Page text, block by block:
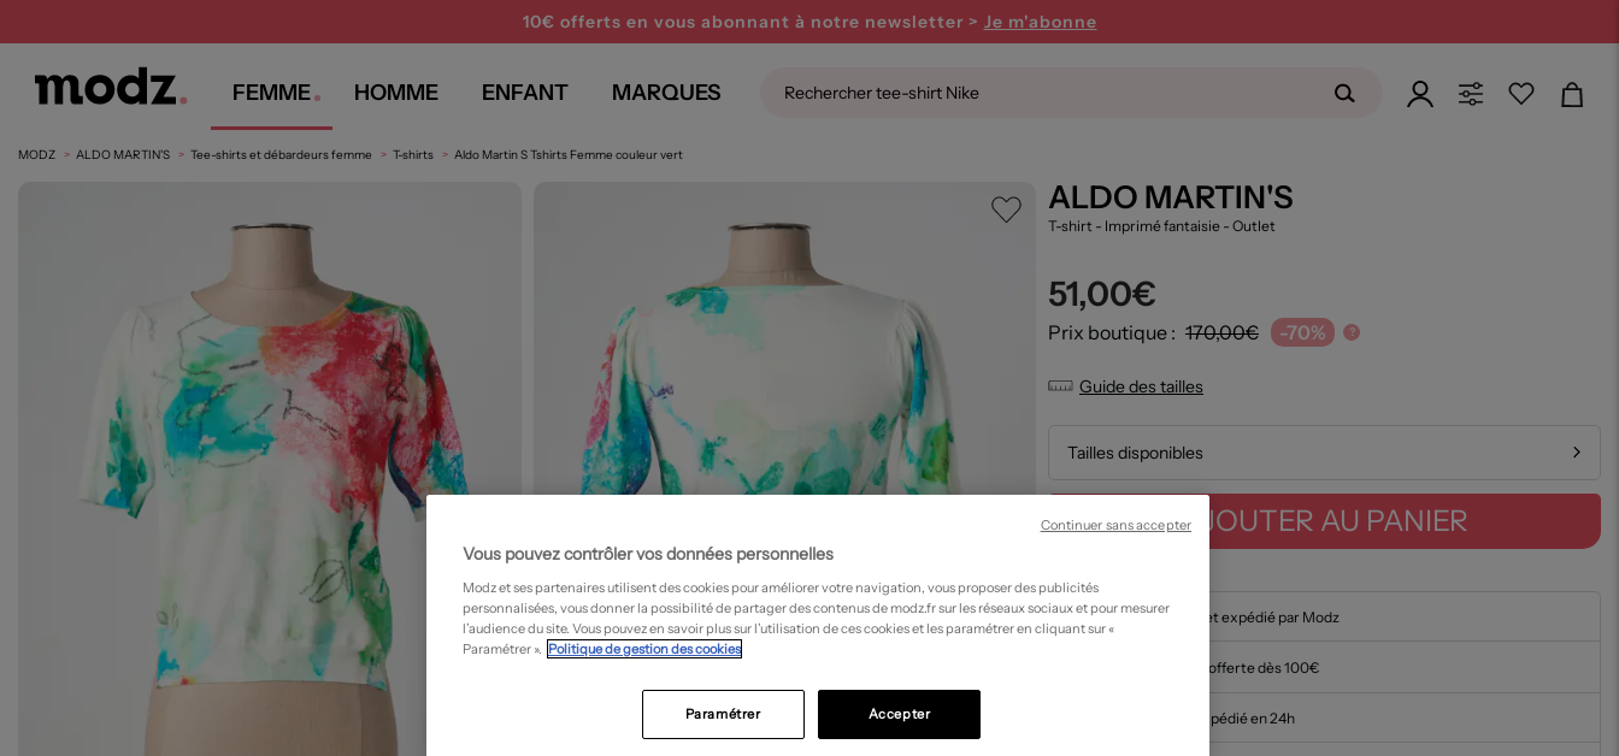
10€ offerts en vous abonnant à notre newsletter > Je m'abonne
FEMME HOMME ENFANT MARQUES
MODZ ALDO MARTIN'S Tee-shirts et débardeurs femme T-shirts Aldo Martin S Tshirts Femme couleur vert
ALDO MARTIN'S
T-shirt - Imprimé fantaisie - Outlet
51,00€
Prix boutique : 170,00€ -70% ?
Guide des tailles
Tailles disponibles
AJOUTER AU PANIER
En stock et expédié par Modz
Livraison offerte dès 100€
Article expédié en 24h
Vous pouvez contrôler vos données personnelles
Modz et ses partenaires utilisent des cookies pour améliorer votre navigation, vous proposer des publicités
personnalisées, vous donner la possibilité de partager des contenus de modz.fr sur les réseaux sociaux et pour mesurer
l’audience du site. Vous pouvez en savoir plus sur l’utilisation de ces cookies et les paramétrer en cliquant sur «
Paramétrer ». Politique de gestion des cookies
Accepter
Paramétrer
Continuer sans accepter